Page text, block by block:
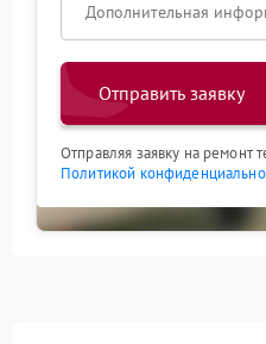
Отправить заявку
Отправляя заявку на ремонт
Политикой